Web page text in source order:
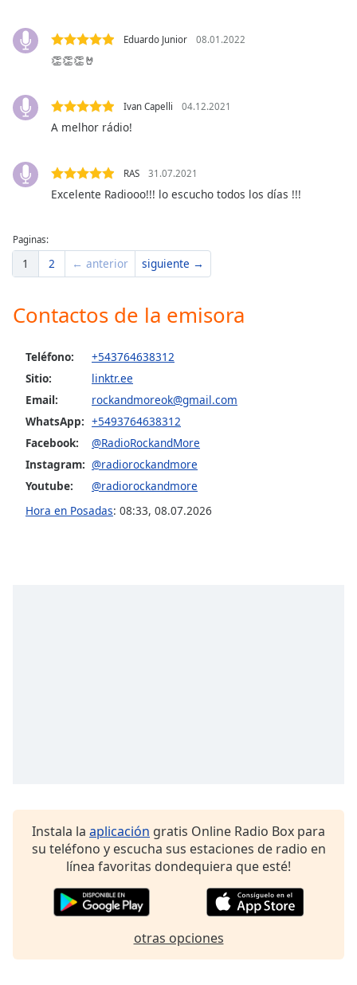
Family
Done
Close
dialog
Eduardo Junior 08.01.2022
👏👏👏🤘
Ivan Capelli 04.12.2021
A melhor rádio!
RAS 31.07.2021
Excelente Radiooo!!! lo escucho todos los días !!!
Paginas:
1 2 ← anterior siguiente →
Contactos de la emisora
Teléfono:
+543764638312
Sitio:
linktr.ee
Email:
rockandmoreok@gmail.com
WhatsApp: +5493764638312
Facebook:
@RadioRockandMore
Instagram: @radiorockandmore
Youtube:
@radiorockandmore
Hora en Posadas: 08:33, 08.07.2026
Instala la aplicación gratis Online Radio Box para
su teléfono y escucha sus estaciones de radio en
línea favoritas dondequiera que esté!
otras opciones